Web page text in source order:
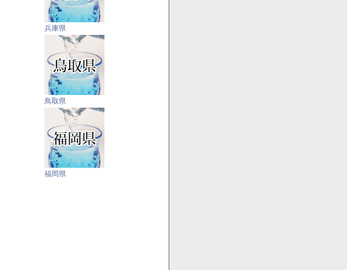
兵庫県
鳥取県
福岡県